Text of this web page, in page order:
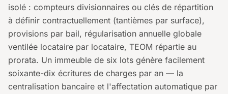
isolé : compteurs divisionnaires ou clés de répartition
à définir contractuellement (tantièmes par surface),
provisions par bail, régularisation annuelle globale
ventilée locataire par locataire, TEOM répartie au
prorata. Un immeuble de six lots génère facilement
soixante-dix écritures de charges par an — la
centralisation bancaire et l'affectation automatique par